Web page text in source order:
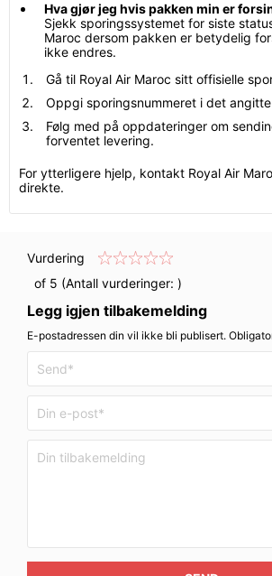
Hva gjør jeg hvis pakken min er
Sjekk sporingssystemet for siste
Maroc dersom pakken er betydelig
ikke endres.
Gå til Royal Air Maroc sitt offisielle
Oppgi sporingsnummeret i det
Følg med på oppdateringer om
forventet levering.
For ytterligere hjelp, kontakt Royal Air
direkte.
Vurdering
of 5 (Antall vurderinger: )
Legg igjen tilbakemelding
E-postadressen din vil ikke bli publisert.